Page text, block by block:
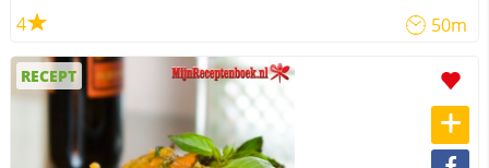
4 50m
RECEPT